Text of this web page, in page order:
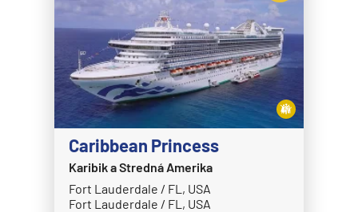
Caribbean Princess
Karibik a Stredná Amerika
Fort Lauderdale / FL, USA
Fort Lauderdale / FL, USA